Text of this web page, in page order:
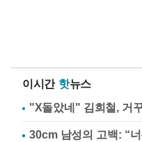
이시간 핫뉴스
"X돌았네" 김희철, 거